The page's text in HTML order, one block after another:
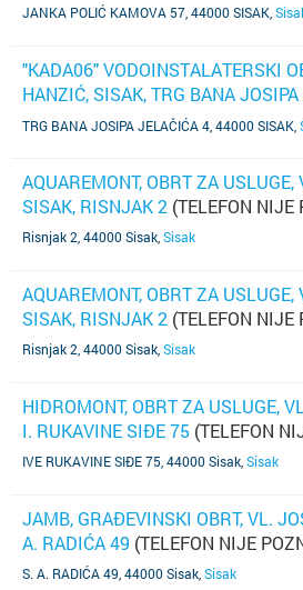
JANKA POLIĆ KAMOVA 57, 44000 SISAK
"KADA06" VODOINSTALATERSKI
HANZIĆ, SISAK, TRG BANA
(TELEFON NIJE POZNAT)
TRG BANA JOSIPA JELAČIĆA 4, 44000 SISAK
AQUAREMONT, OBRT ZA USLUGE,
SISAK, RISNJAK 2 (TELEFON NIJE
Risnjak 2, 44000 Sisak Sisak
AQUAREMONT, OBRT ZA USLUGE,
SISAK, RISNJAK 2 (TELEFON NIJE
Risnjak 2, 44000 Sisak Sisak
HIDROMONT, OBRT ZA USLUGE,
I. RUKAVINE SIĐE 75 (TELEFON
IVE RUKAVINE SIĐE 75, 44000 Sisak Sisak
JAMB, GRAĐEVINSKI OBRT, VL.
A. RADIĆA 49 (TELEFON NIJE
S. A. RADIĆA 49, 44000 Sisak Sisak